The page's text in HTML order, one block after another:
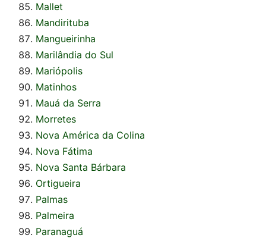
Mallet
Mandirituba
Mangueirinha
Marilândia do Sul
Mariópolis
Matinhos
Mauá da Serra
Morretes
Nova América da Colina
Nova Fátima
Nova Santa Bárbara
Ortigueira
Palmas
Palmeira
Paranaguá